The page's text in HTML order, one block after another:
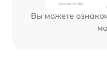
Вы можете